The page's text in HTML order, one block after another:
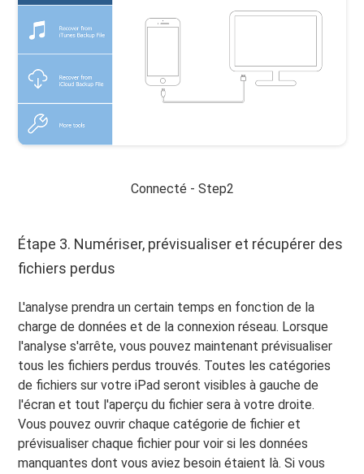
Connecté - Step2
Étape 3. Numériser, prévisualiser et récupérer des
fichiers perdus
L'analyse prendra un certain temps en fonction de la
charge de données et de la connexion réseau. Lorsque
l'analyse s'arrête, vous pouvez maintenant prévisualiser
tous les fichiers perdus trouvés. Toutes les catégories
de fichiers sur votre iPad seront visibles à gauche de
l'écran et tout l'aperçu du fichier sera à votre droite.
Vous pouvez ouvrir chaque catégorie de fichier et
prévisualiser chaque fichier pour voir si les données
manquantes dont vous aviez besoin étaient là. Si vous